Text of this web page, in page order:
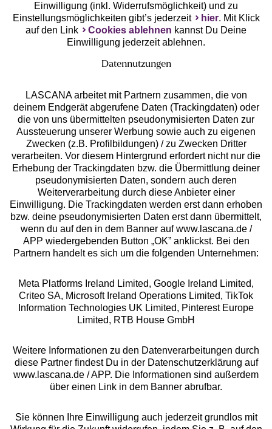
Services
Beratung
Über uns
Rechtliches
Alle Preise inkl. MwSt., zzgl.
Versandkosten
** Bonität vorausgesetzt, berechtigt zur Bonitätsprüfung
Einwilligung (inkl. Widerrufsmöglichkeit) und zu
Einstellungsmöglichkeiten gibt’s jederzeit
hier. Mit Klick
auf den Link
Cookies ablehnen kannst Du Deine
Einwilligung jederzeit ablehnen.
Datennutzungen
LASCANA arbeitet mit Partnern zusammen, die von
deinem Endgerät abgerufene Daten (Trackingdaten) oder
die von uns übermittelten pseudonymisierten Daten zur
Aussteuerung unserer Werbung sowie auch zu eigenen
Zwecken (z.B. Profilbildungen) / zu Zwecken Dritter
verarbeiten. Vor diesem Hintergrund erfordert nicht nur die
Erhebung der Trackingdaten bzw. die Übermittlung deiner
pseudonymisierten Daten, sondern auch deren
Weiterverarbeitung durch diese Anbieter einer
Einwilligung. Die Trackingdaten werden erst dann erhoben
bzw. deine pseudonymisierten Daten erst dann übermittelt,
wenn du auf den in dem Banner auf www.lascana.de /
APP wiedergebenden Button „OK” anklickst. Bei den
Partnern handelt es sich um die folgenden Unternehmen:
Meta Platforms Ireland Limited, Google Ireland Limited,
Criteo SA, Microsoft Ireland Operations Limited, TikTok
Information Technologies UK Limited, Pinterest Europe
Limited, RTB House GmbH
Weitere Informationen zu den Datenverarbeitungen durch
diese Partner findest Du in der Datenschutzerklärung auf
www.lascana.de / APP. Die Informationen sind außerdem
über einen Link in dem Banner abrufbar.
Sie können Ihre Einwilligung auch jederzeit grundlos mit